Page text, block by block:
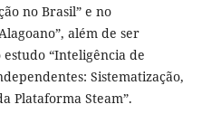
no Brasil” e no
além de ser
“Inteligência de
Sistematização,
Plataforma Steam”.